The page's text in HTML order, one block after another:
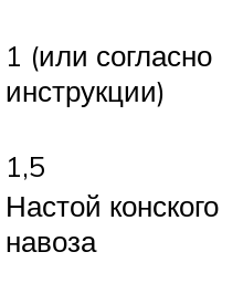
1 (или согласно
инструкции)
1,5
Настой конского
навоза